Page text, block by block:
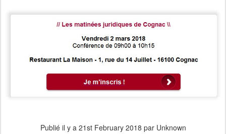
Publié il y a 21st February 2018 par Unknown